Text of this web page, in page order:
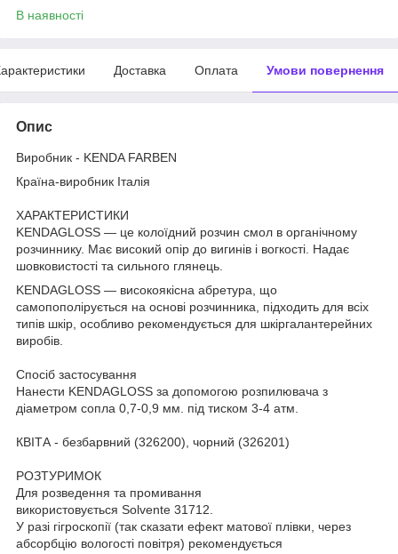
В наявності
Доставка Оплата Умови повернення
Опис
Виробник - KENDA FARBEN
Країна-виробник Італія
ХАРАКТЕРИСТИКИ
KENDAGLOSS — це колоїдний розчин смол в органічному
розчиннику. Має високий опір до вигинів і вогкості. Надає
шовковистості та сильного глянець.
KENDAGLOSS — високоякісна абретура, що
самопополірується на основі розчинника, підходить для всіх
типів шкір, особливо рекомендується для шкіргалантерейних
виробів.
Спосіб застосування
Нанести KENDAGLOSS за допомогою розпилювача з
діаметром сопла 0,7-0,9 мм. під тиском 3-4 атм.
КВІТА - безбарвний (326200), чорний (326201)
РОЗТУРИМОК
Для розведення та промивання
використовується Solvente 31712.
У разі гігроскопії (так сказати ефект матової плівки, через
абсорбцію вологості повітря) рекомендується